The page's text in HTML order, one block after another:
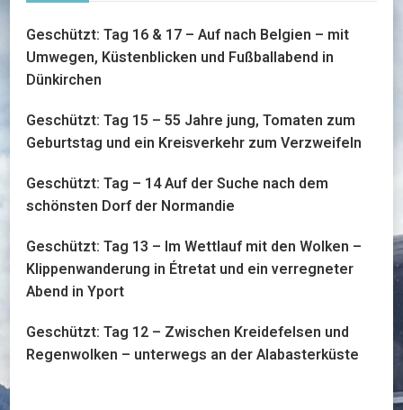
Geschützt: Tag 16 & 17 – Auf nach Belgien – mit
Umwegen, Küstenblicken und Fußballabend in
Dünkirchen
Geschützt: Tag 15 – 55 Jahre jung, Tomaten zum
Geburtstag und ein Kreisverkehr zum Verzweifeln
Geschützt: Tag – 14 Auf der Suche nach dem
schönsten Dorf der Normandie
Geschützt: Tag 13 – Im Wettlauf mit den Wolken –
Klippenwanderung in Étretat und ein verregneter
Abend in Yport
Geschützt: Tag 12 – Zwischen Kreidefelsen und
Regenwolken – unterwegs an der Alabasterküste